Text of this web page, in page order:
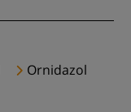
Ornidazol